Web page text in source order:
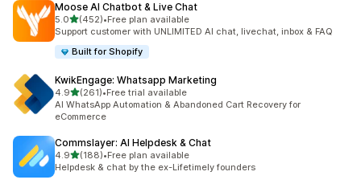
Moose AI Chatbot & Live Chat
5.05つ星中
(452)
合計レビュー数：452件
•Free plan available
Support customer with UNLIMITED AI chat, livechat, inbox & FAQ
Built for Shopify
KwikEngage: Whatsapp Marketing
4.95つ星中
(261)
合計レビュー数：261件
•Free trial available
AI WhatsApp Automation & Abandoned Cart Recovery for
eCommerce
Commslayer: AI Helpdesk & Chat
4.95つ星中
(188)
合計レビュー数：188件
•Free plan available
Helpdesk & chat by the ex-Lifetimely founders